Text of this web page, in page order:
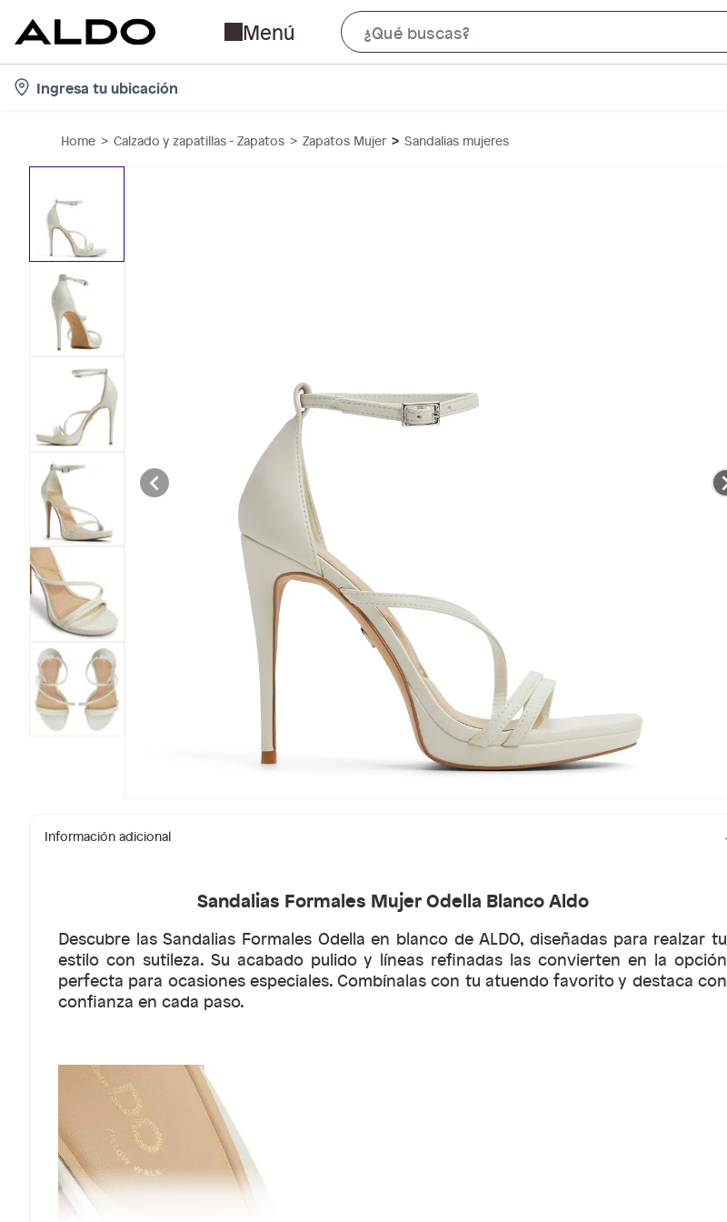
Menú
e
Ingresa tu ubicación
Home Calzado y zapatillas - Zapatos Zapatos Mujer Sandalias mujeres
Información adicional
Sandalias Formales Mujer Odella Blanco Aldo
Descubre las Sandalias Formales Odella en blanco de ALDO, diseñadas para realzar tu
estilo con sutileza. Su acabado pulido y líneas refinadas las convierten en la opción
perfecta para ocasiones especiales. Combínalas con tu atuendo favorito y destaca con
confianza en cada paso.